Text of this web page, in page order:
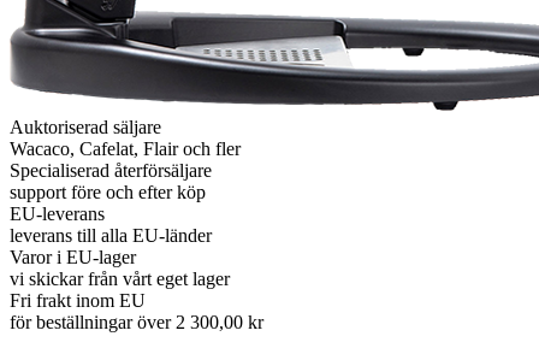
Auktoriserad säljare
Wacaco, Cafelat, Flair och fler
Specialiserad återförsäljare
support före och efter köp
EU-leverans
leverans till alla EU-länder
Varor i EU-lager
vi skickar från vårt eget lager
Fri frakt inom EU
för beställningar över 2 300,00 kr